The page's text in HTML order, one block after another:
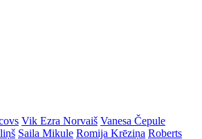
Vik Ezra Norvaiš Vanesa Čepule
Saila Mikule Romija Krēziņa Roberts